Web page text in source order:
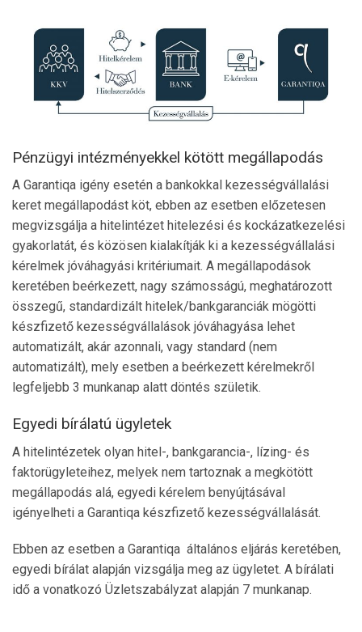
Pénzügyi intézményekkel kötött megállapodás
A Garantiqa igény esetén a bankokkal kezességvállalási
keret megállapodást köt, ebben az esetben előzetesen
megvizsgálja a hitelintézet hitelezési és kockázatkezelési
gyakorlatát, és közösen kialakítják ki a kezességvállalási
kérelmek jóváhagyási kritériumait. A megállapodások
keretében beérkezett, nagy számosságú, meghatározott
összegű, standardizált hitelek/bankgaranciák mögötti
készfizető kezességvállalások jóváhagyása lehet
automatizált, akár azonnali, vagy standard (nem
automatizált), mely esetben a beérkezett kérelmekről
legfeljebb 3 munkanap alatt döntés születik.
Egyedi bírálatú ügyletek
A hitelintézetek olyan hitel-, bankgarancia-, lízing- és
faktorügyleteihez, melyek nem tartoznak a megkötött
megállapodás alá, egyedi kérelem benyújtásával
igényelheti a Garantiqa készfizető kezességvállalását.
Ebben az esetben a Garantiqa általános eljárás keretében,
egyedi bírálat alapján vizsgálja meg az ügyletet. A bírálati
idő a vonatkozó Üzletszabályzat alapján 7 munkanap.